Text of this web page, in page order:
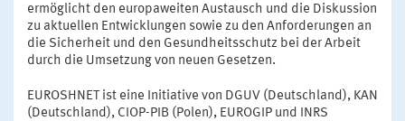
ermöglicht den europaweiten Austausch und die Diskussion
zu aktuellen Entwicklungen sowie zu den Anforderungen an
die Sicherheit und den Gesundheitsschutz bei der Arbeit
durch die Umsetzung von neuen Gesetzen.
EUROSHNET ist eine Initiative von DGUV (Deutschland), KAN
(Deutschland), CIOP-PIB (Polen), EUROGIP und INRS